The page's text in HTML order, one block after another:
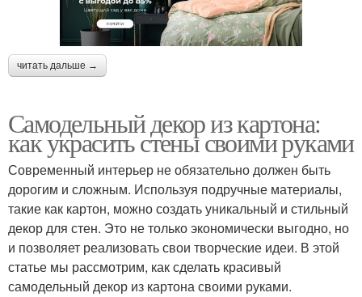
читать дальше →
Самодельный декор из картона:
как украсить стены своими руками
Современный интерьер не обязательно должен быть
дорогим и сложным. Используя подручные материалы,
такие как картон, можно создать уникальный и стильный
декор для стен. Это не только экономически выгодно, но
и позволяет реализовать свои творческие идеи. В этой
статье мы рассмотрим, как сделать красивый
самодельный декор из картона своими руками.